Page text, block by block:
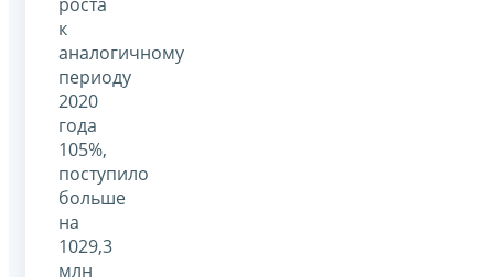
к
аналогичному
периоду
2020
года
105%,
поступило
больше
на
1029,3
млн